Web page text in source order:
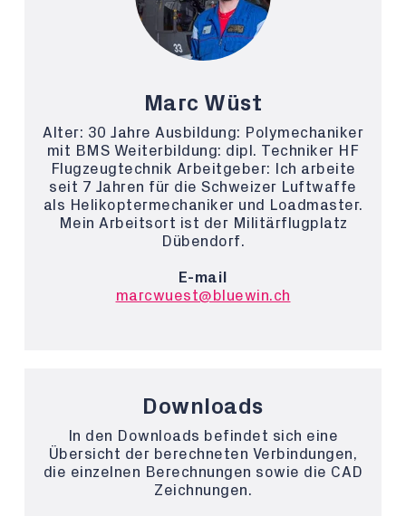
Marc Wüst
Alter: 30 Jahre Ausbildung: Polymechaniker
mit BMS Weiterbildung: dipl. Techniker HF
Flugzeugtechnik Arbeitgeber: Ich arbeite
seit 7 Jahren für die Schweizer Luftwaffe
als Helikoptermechaniker und Loadmaster.
Mein Arbeitsort ist der Militärflugplatz
Dübendorf.
E-mail
marcwuest@bluewin.ch
Downloads
In den Downloads befindet sich eine
Übersicht der berechneten Verbindungen,
die einzelnen Berechnungen sowie die CAD
Zeichnungen.